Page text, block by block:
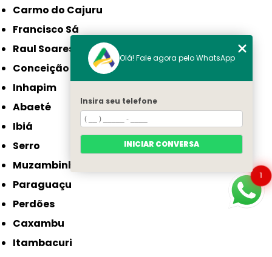
Carmo do Cajuru
Francisco Sá
Raul Soares
Conceição do Mato Dentro
Inhapim
Abaeté
Ibiá
Serro
Muzambinho
Paraguaçu
Perdões
Caxambu
Itambacuri
1
Olá! Fale agora pelo WhatsApp
Insira seu telefone
INICIAR CONVERSA